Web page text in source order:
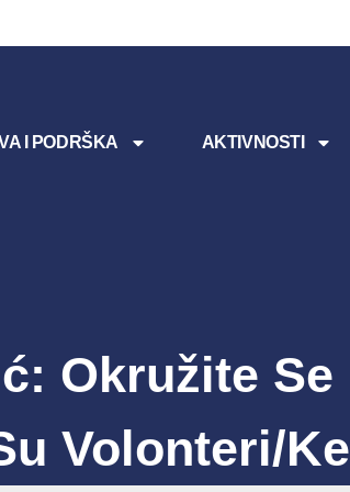
I PODRŠKA AKTIVNOSTI
Okružite Se
Volonteri/ke